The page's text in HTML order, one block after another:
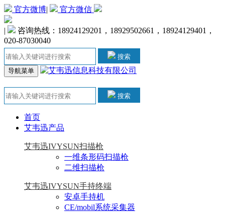
官方微博| 官方微信
|
咨询热线：18924129201，18929502661，18924129401，
020-87030040
搜索
导航菜单
搜索
首页
艾韦迅产品
艾韦迅IVYSUN扫描枪
一维条形码扫描枪
二维扫描枪
艾韦迅IVYSUN手持终端
安卓手持机
CE/mobil系统采集器